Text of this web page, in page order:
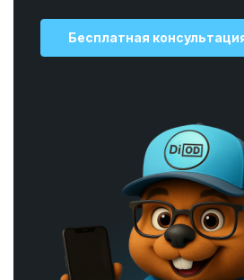
Бесплатная